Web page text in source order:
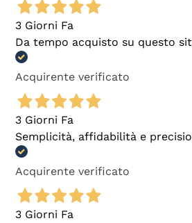
3 Giorni Fa
Da tempo acquisto su questo
Acquirente verificato
3 Giorni Fa
Semplicità, affidabilità e
Acquirente verificato
3 Giorni Fa